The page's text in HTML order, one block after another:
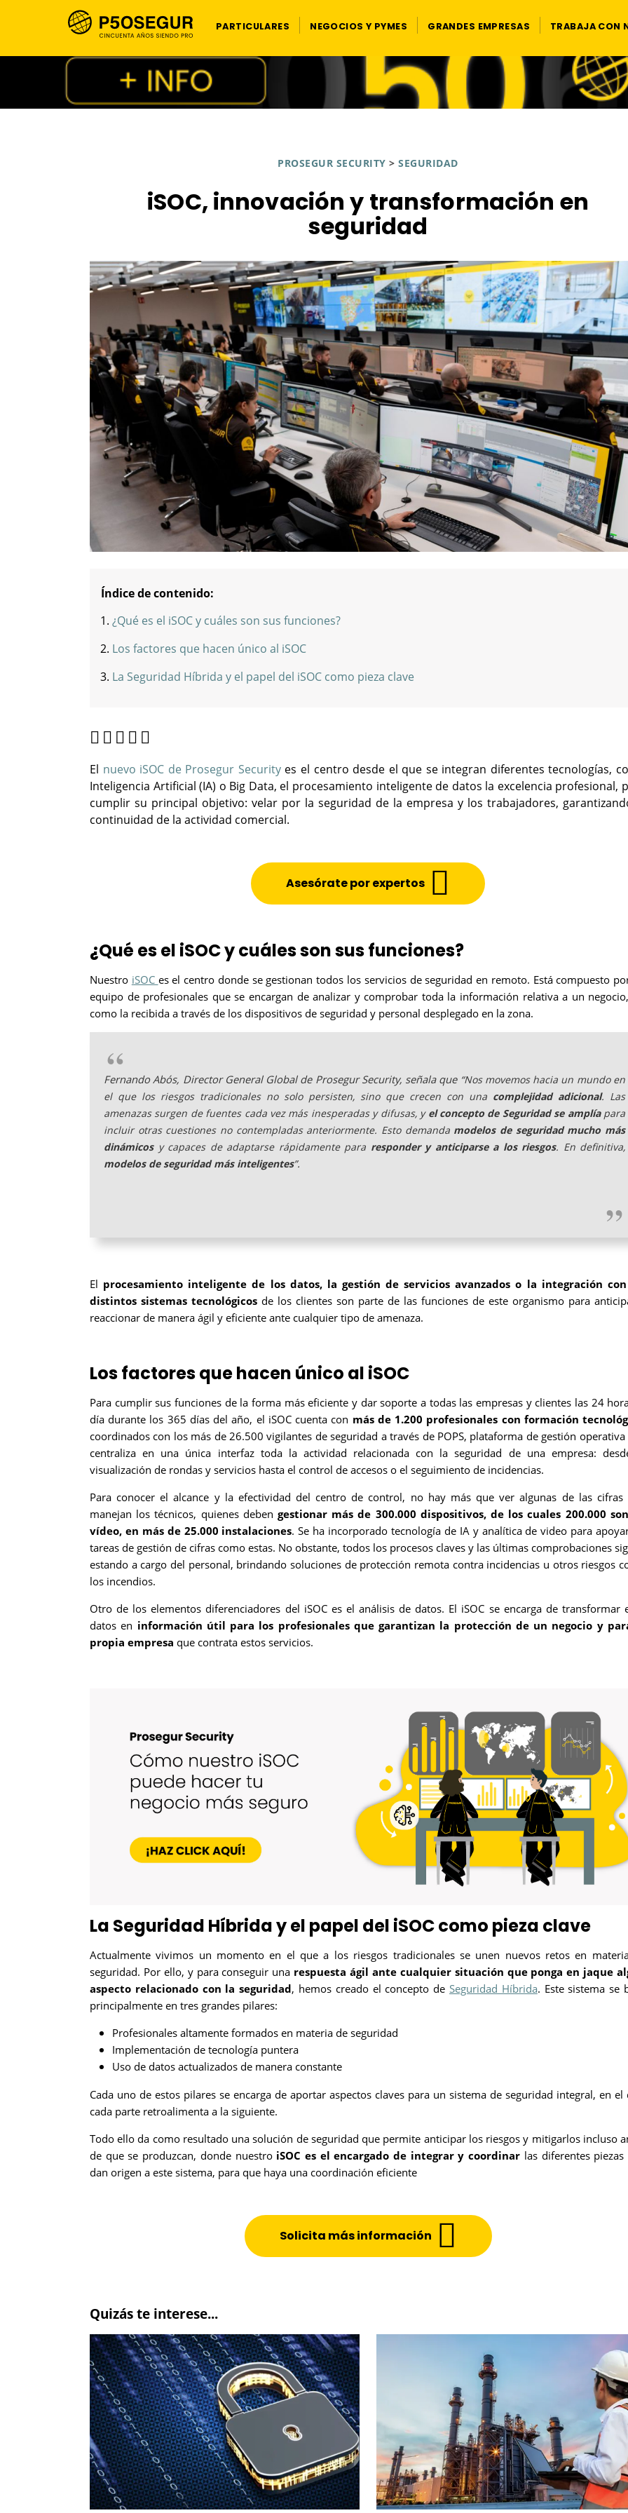
PARTICULARES NEGOCIOS Y PYMES GRANDES EMPRESAS TRABAJA CON
PROSEGUR SECURITY >SEGURIDAD
iSOC, innovación y transformación en
seguridad
Índice de contenido:
¿Qué es el iSOC y cuáles son sus funciones?
Los factores que hacen único al iSOC
La Seguridad Híbrida y el papel del iSOC como pieza clave
El nuevo iSOC de Prosegur Securityes el centro desde el que se integran diferentes tecnologías,
Inteligencia Artificial (IA) o Big Data, el procesamiento inteligente de datos la excelencia profesional,
cumplir su principal objetivo: velar por la seguridad de la empresa y los trabajadores,
continuidad de la actividad comercial.
Asesórate por expertos
¿Qué es el iSOC y cuáles son sus funciones?
Nuestro iSOC es el centro donde se gestionan todos los servicios de seguridad en remoto. Está compuesto
equipo de profesionales que se encargan de analizar y comprobar toda la información relativa a un
como la recibida a través de los dispositivos de seguridad y personal desplegado en la zona.
Fernando Abós, Director General Global de Prosegur Security, señala que“Nos movemos hacia un mundo en
el que los riesgos tradicionales no solo persisten, sino que crecen con una complejidad adicional. Las
amenazas surgen de fuentes cada vez más inesperadas y difusas, y el concepto de Seguridad se amplíapara
incluir otras cuestiones no contempladas anteriormente. Esto demanda modelos de seguridad mucho más
dinámicos y capaces de adaptarse rápidamente para responder y anticiparse a los riesgos. En definitiva,
modelos de seguridad más inteligentes”.
El procesamiento inteligente de los datos, la gestión de servicios avanzados o la integración
distintos sistemas tecnológicos de los clientes son parte de las funciones de este organismo para
reaccionar de manera ágil y eficiente ante cualquier tipo de amenaza.
Los factores que hacen único al iSOC
Para cumplir sus funciones de la forma más eficiente y dar soporte a todas las empresas y clientes las 24
día durante los 365 días del año, el iSOC cuenta con más de 1.200 profesionales con formación
coordinados con los más de 26.500 vigilantes de seguridad a través de POPS, plataforma de gestión operativa
centraliza en una única interfaz toda la actividad relacionada con la seguridad de una empresa:
visualización de rondas y servicios hasta el control de accesos o el seguimiento de incidencias.
Para conocer el alcance y la efectividad del centro de control, no hay más que ver algunas de las cifras
manejan los técnicos, quienes deben gestionar más de 300.000 dispositivos, de los cuales 200.000
vídeo, en más de 25.000 instalaciones. Se ha incorporado tecnología de IA y analítica de video para
tareas de gestión de cifras como estas. No obstante, todos los procesos claves y las últimas comprobaciones
estando a cargo del personal, brindando soluciones de protección remota contra incidencias u otros riesgos
los incendios.
Otro de los elementos diferenciadores del iSOC es el análisis de datos. El iSOC se encarga de transformar
datos en información útil para los profesionales que garantizan la protección de un negocio y
propia empresa que contrata estos servicios.
La Seguridad Híbrida y el papel del iSOC como pieza clave
Actualmente vivimos un momento en el que a los riesgos tradicionales se unen nuevos retos en
seguridad. Por ello, y para conseguir una respuesta ágil ante cualquier situación que ponga en jaque
aspecto relacionado con la seguridad, hemos creado el concepto deSeguridad Híbrida. Este sistema se
principalmente en tres grandes pilares:
Profesionales altamente formados en materia de seguridad
Implementación de tecnología puntera
Uso de datos actualizados de manera constante
Cada uno de estos pilares se encarga de aportar aspectos claves para un sistema de seguridad integral, en el
cada parte retroalimenta a la siguiente.
Todo ello da como resultado una solución de seguridad que permite anticipar los riesgos y mitigarlos incluso
de que se produzcan, donde nuestro iSOC es el encargado de integrar y coordinar las diferentes piezas
dan origen a este sistema, para que haya una coordinación eficiente
Solicita más información
Quizás te interese...